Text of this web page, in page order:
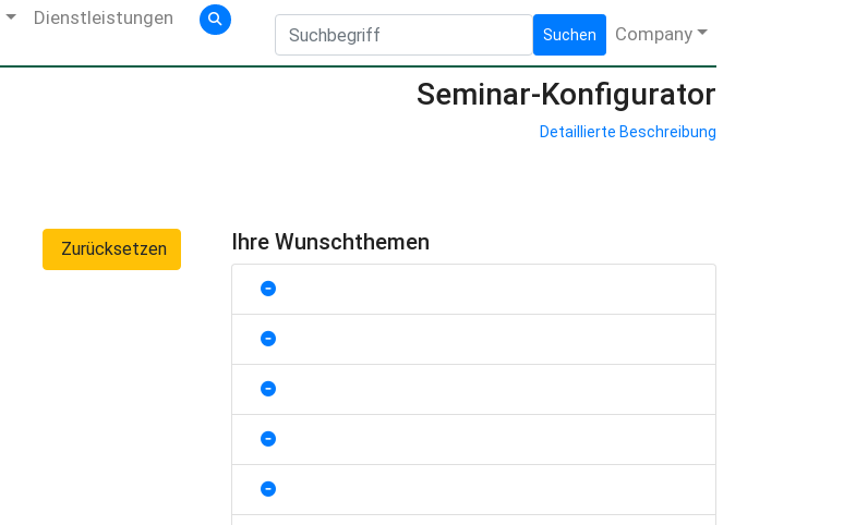
Dienstleistungen
Suchen Company
Seminar-Konfigurator
Detaillierte Beschreibung
Zurücksetzen Ihre Wunschthemen